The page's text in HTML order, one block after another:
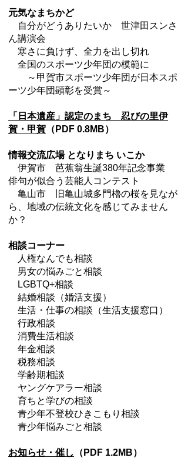
元気なまちかど
自分がどうありたいか 世津田スンさ
ん講演会
寒さに負けず、全力を出し切れ
全国のスポーツ少年団の模範に
～甲賀市スポーツ少年団が日本スポ
ーツ少年団顕彰を受賞～
「日本遺産」認定のまち 忍びの里伊
賀・甲賀 （PDF 0.8MB）
情報交流広場 となりまち いこか
伊賀市 芭蕉翁生誕380年記念事業
俳句が似合う芸能人コンテスト
亀山市 旧亀山城多門櫓の桜を見なが
ら、地域の伝統文化を感じてみません
か？
相談コーナー
人権なんでも相談
男女の悩みごと相談
LGBTQ+相談
結婚相談（婚活支援）
生活・仕事の相談（生活支援窓口）
行政相談
消費生活相談
年金相談
税務相談
学齢期相談
ヤングケアラー相談
育ちと学びの相談
青少年不登校ひきこもり相談
青少年悩みごと相談
お知らせ・催し
（PDF 1.2MB）